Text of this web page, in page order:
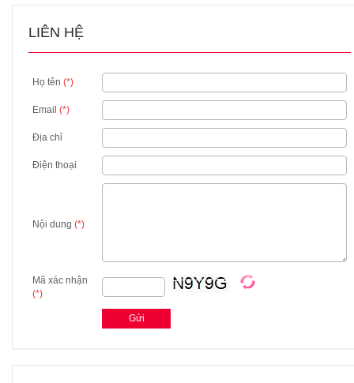
LIÊN HỆ
Họ tên (*)
Email (*)
Địa chỉ
Điện thoại
Nội dung (*)
Mã xác nhận
(*)